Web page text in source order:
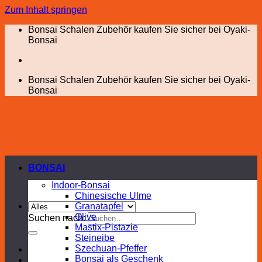
Zum Inhalt springen
Bonsai Schalen Zubehör kaufen Sie sicher bei Oyaki-
Bonsai
Bonsai Schalen Zubehör kaufen Sie sicher bei Oyaki-
Bonsai
Suchen nach:
BONSAI
Indoor-Bonsai
Chinesische Ulme
Granatapfel
Olive
Mastix-Pistazie
Steineibe
Szechuan-Pfeffer
Bonsai als Geschenk